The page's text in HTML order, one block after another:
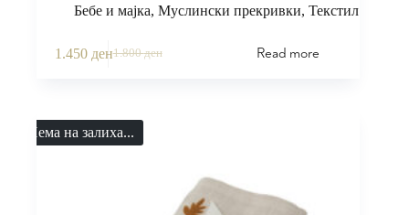
Бебе и мајка,Муслински прекривки,Текстил
1.800ден
1.450 ден Read more
Нема на залиха...